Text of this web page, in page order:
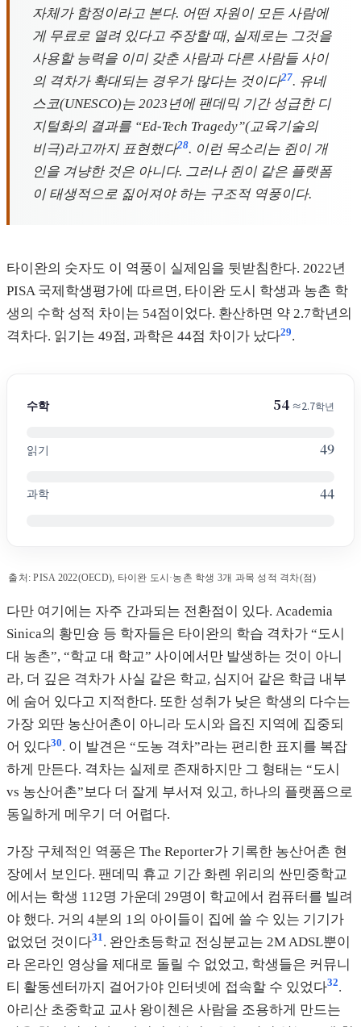
자체가 함정이라고 본다. 어떤 자원이 모든 사람에
게 무료로 열려 있다고 주장할 때, 실제로는 그것을
사용할 능력을 이미 갖춘 사람과 다른 사람들 사이
의 격차가 확대되는 경우가 많다는 것이다27. 유네
스코(UNESCO)는 2023년에 팬데믹 기간 성급한 디
지털화의 결과를 “Ed-Tech Tragedy”(교육기술의
비극)라고까지 표현했다28. 이런 목소리는 쥔이 개
인을 겨냥한 것은 아니다. 그러나 쥔이 같은 플랫폼
이 태생적으로 짊어져야 하는 구조적 역풍이다.
타이완의 숫자도 이 역풍이 실제임을 뒷받침한다. 2022년
PISA 국제학생평가에 따르면, 타이완 도시 학생과 농촌 학
생의 수학 성적 차이는 54점이었다. 환산하면 약 2.7학년의
격차다. 읽기는 49점, 과학은 44점 차이가 났다29.
수학 54 ≈2.7학년
읽기 49
과학 44
출처: PISA 2022(OECD), 타이완 도시·농촌 학생 3개 과목 성적 격차(점)
다만 여기에는 자주 간과되는 전환점이 있다. Academia
Sinica의 황민슝 등 학자들은 타이완의 학습 격차가 “도시
대 농촌”, “학교 대 학교” 사이에서만 발생하는 것이 아니
라, 더 깊은 격차가 사실 같은 학교, 심지어 같은 학급 내부
에 숨어 있다고 지적한다. 또한 성취가 낮은 학생의 다수는
가장 외딴 농산어촌이 아니라 도시와 읍진 지역에 집중되
어 있다30. 이 발견은 “도농 격차”라는 편리한 표지를 복잡
하게 만든다. 격차는 실제로 존재하지만 그 형태는 “도시
vs 농산어촌”보다 더 잘게 부서져 있고, 하나의 플랫폼으로
동일하게 메우기 더 어렵다.
가장 구체적인 역풍은 The Reporter가 기록한 농산어촌 현
장에서 보인다. 팬데믹 휴교 기간 화롄 위리의 싼민중학교
에서는 학생 112명 가운데 29명이 학교에서 컴퓨터를 빌려
야 했다. 거의 4분의 1의 아이들이 집에 쓸 수 있는 기기가
없었던 것이다31. 완안초등학교 전싱분교는 2M ADSL뿐이
라 온라인 영상을 제대로 돌릴 수 없었고, 학생들은 커뮤니
티 활동센터까지 걸어가야 인터넷에 접속할 수 있었다32.
아리산 초중학교 교사 왕이첸은 사람을 조용하게 만드는